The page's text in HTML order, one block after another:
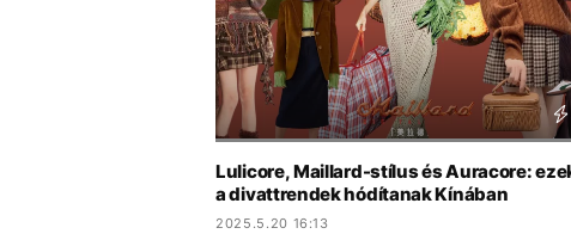
Lulicore, Maillard-stílus és Auracore:
a divattrendek hódítanak Kínában
2025.5.20 16:13